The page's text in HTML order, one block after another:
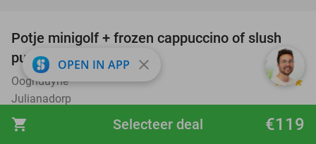
shopping_cart €119
Selecteer deal
47%
Potje minigolf + frozen cappuccino of slush
puppie bij Ooghduyne
Ooghduyne 9.4 star
Julianadorp
Verkocht: 316
€11,25
OPEN IN APP close